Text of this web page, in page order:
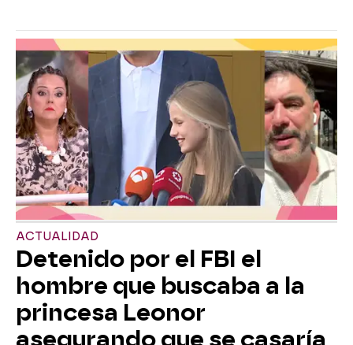
ACTUALIDAD
Detenido por el FBI el
hombre que buscaba a la
princesa Leonor
asegurando que se casaría